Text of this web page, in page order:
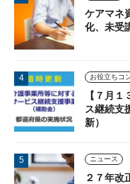
ケアマネ
化、未受
【７月
ス継続支
新）
ニュース
２７年